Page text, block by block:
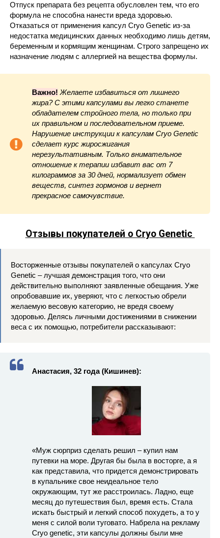
Отпуск препарата без рецепта обусловлен тем, что его
формула не способна нанести вреда здоровью.
Отказаться от применения капсул Cryo Genetic из-за
недостатка медицинских данных необходимо лишь детям,
беременным и кормящим женщинам. Строго запрещено их
назначение людям с аллергией на вещества формулы.
Важно! Желаете избавиться от лишнего
жира? С этими капсулами вы легко станете
обладателем стройного тела, но только при
их правильном и последовательном приеме.
Нарушение инструкции к капсулам Cryo Genetic
сделает курс жиросжигания
нерезультативным. Только внимательное
отношение к терапии избавит вас от 7
килограммов за 30 дней, нормализует обмен
веществ, синтез гормонов и вернет
прекрасное самочувствие.
Отзывы покупателей о Cryo Genetic
Восторженные отзывы покупателей о капсулах Cryo
Genetic – лучшая демонстрация того, что они
действительно выполняют заявленные обещания. Уже
опробовавшие их, уверяют, что с легкостью обрели
желаемую весовую категорию, не вредя своему
здоровью. Делясь личными достижениями в снижении
веса с их помощью, потребители рассказывают:
Анастасия, 32 года (Кишинев):
«Муж сюрприз сделать решил – купил нам
путевки на море. Другая бы была в восторге, а я
как представила, что придется демонстрировать
в купальнике свое неидеальное тело
окружающим, тут же расстроилась. Ладно, еще
месяц до путешествия был, время есть. Стала
искать быстрый и легкий способ похудеть, а то у
меня с силой воли туговато. Набрела на рекламу
Cryo genetic, эти капсулы должны были мне